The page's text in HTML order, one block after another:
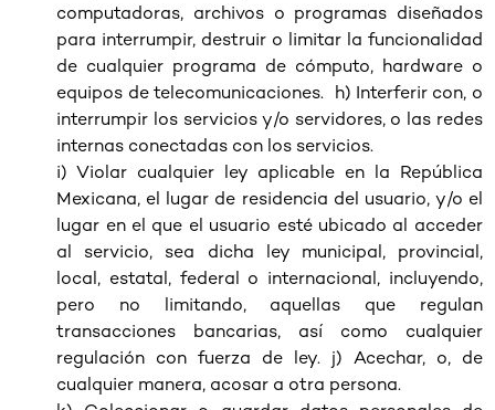
computadoras, archivos o programas diseñados
para interrumpir, destruir o limitar la funcionalidad
de cualquier programa de cómputo, hardware o
equipos de telecomunicaciones. h) Interferir con, o
interrumpir los servicios y/o servidores, o las redes
internas conectadas con los servicios.
i) Violar cualquier ley aplicable en la República
Mexicana, el lugar de residencia del usuario, y/o el
lugar en el que el usuario esté ubicado al acceder
al servicio, sea dicha ley municipal, provincial,
local, estatal, federal o internacional, incluyendo,
pero no limitando, aquellas que regulan
transacciones bancarias, así como cualquier
regulación con fuerza de ley. j) Acechar, o, de
cualquier manera, acosar a otra persona.